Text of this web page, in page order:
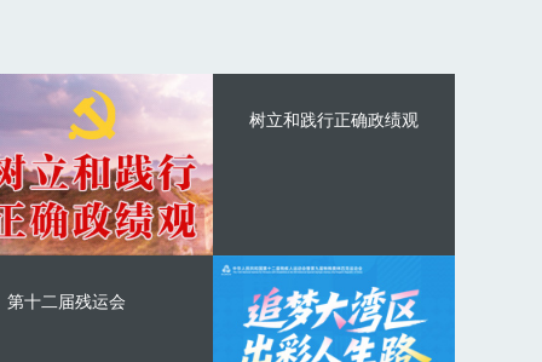
树立和践行正确政绩观
第十二届残运会